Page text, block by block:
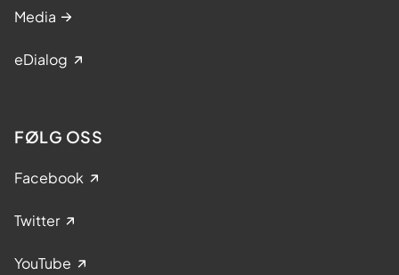
Media
eDialog
FØLG OSS
Facebook
Twitter
YouTube